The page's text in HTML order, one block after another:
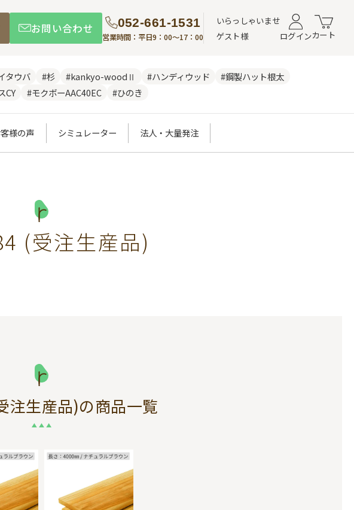
お問い合わせ 052-661-1531
営業時間：平日9：00～17：00
いらっしゃいませ
ゲスト様
ログインカート
タウバ #杉 #kankyo-woodⅡ #ハンディウッド
#鋼製ハット根太
CY #モクボーAAC40EC #ひのき
様の声 シミュレーター 法人・大量発注
(受注生産品)
注生産品)の商品一覧